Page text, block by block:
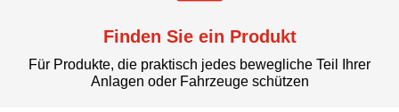
Finden Sie ein Produkt
Für Produkte, die praktisch jedes bewegliche Teil Ihrer
Anlagen oder Fahrzeuge schützen